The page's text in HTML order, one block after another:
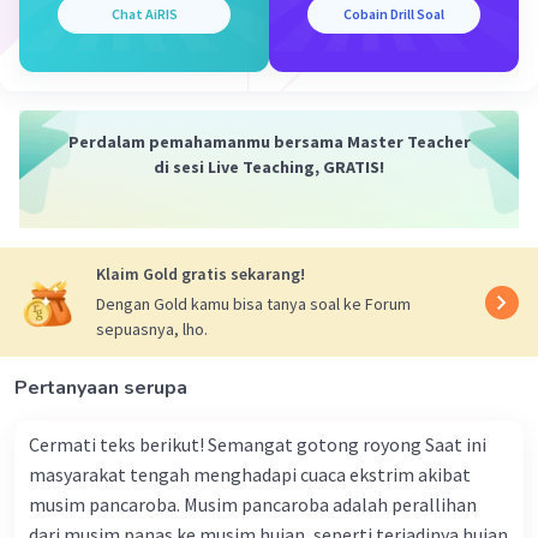
dan aerasi tanah, meningkatkan
dekomposisi bahan organik, dan
organik yang memperkaya tanah,
meningkatkan dekomposisi, dan
Ammonifikasi:
Mikroorganisme mengubah sisa-sisa
organik dan limbah hewan menjadi
dekomposisi.
Nitrifikasi:
Chat AiRIS Cobain Drill Soal
Perdalam pemahamanmu bersama Master Teacher
di sesi Live Teaching, GRATIS!
Klaim Gold gratis sekarang!
Dengan Gold kamu bisa tanya soal ke Forum
sepuasnya, lho.
Pertanyaan serupa
Cermati teks berikut! Semangat gotong royong Saat ini
masyarakat tengah menghadapi cuaca ekstrim akibat
musim pancaroba. Musim pancaroba adalah perallihan